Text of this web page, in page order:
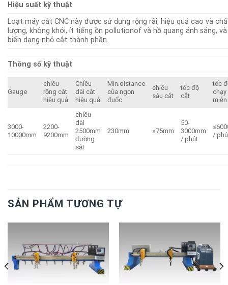
Hiệu suất kỹ thuật
Loạt máy cắt CNC này được sử dụng rộng rãi, hiệu quả cao và
lượng, không khói, ít tiếng ồn pollutionof và hồ quang ánh sáng, và
biến dạng nhỏ cắt thành phần.
Thông số kỹ thuật
Gauge
chiều
rộng cắt
hiệu quả
Chiều
dài cắt
hiệu quả
Min.distance
của ngọn
đuốc
chiều
sâu cắt
tốc độ
cắt
tốc
chạy
3000-
10000mm
2200-
9200mm
chiều
dài
2500mm
đường
sắt
230mm ≤75mm
50-
3000mm
/ phút
/
SẢN PHẨM TƯƠNG TỰ